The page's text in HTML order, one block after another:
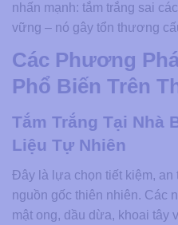
nhấn mạnh: tắm trắng sai
vững – nó gây tổn thương
Các Phương
Phổ Biến Trên
Tắm Trắng Tại Nhà
Liệu Tự Nhiên
Đây là lựa chọn tiết kiệm,
nguồn gốc thiên nhiên. Các
mật ong, dầu dừa, khoai tây